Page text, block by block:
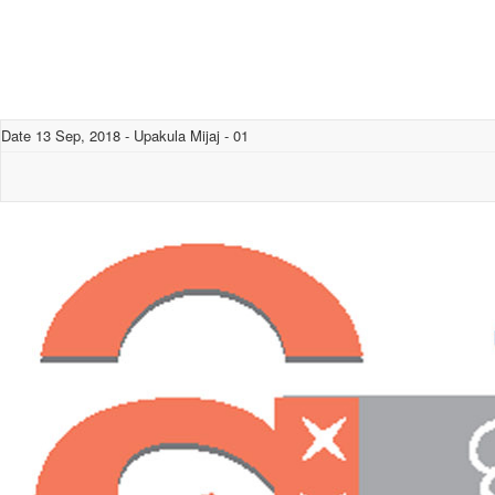
Date 13 Sep, 2018 - Upakula Mijaj - 01